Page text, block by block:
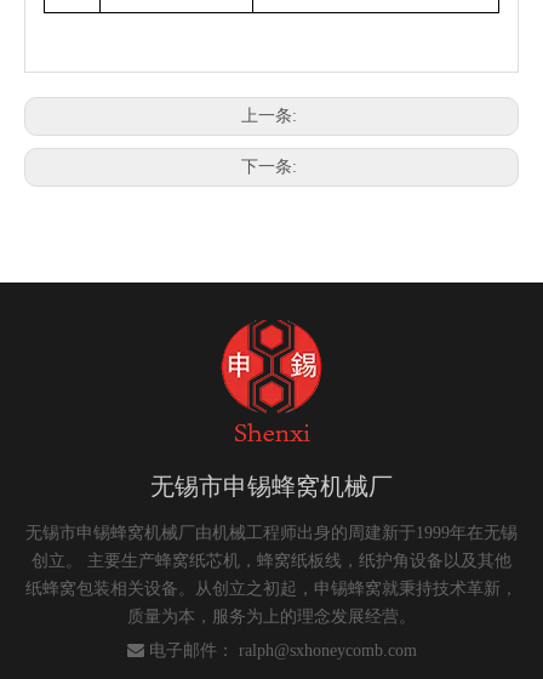
上一条:
下一条:
无锡市申锡蜂窝机械厂
无锡市申锡蜂窝机械厂由机械工程师出身的周建新于1999年在无锡
创立。 主要生产蜂窝纸芯机，蜂窝纸板线，纸护角设备以及其他
纸蜂窝包装相关设备。从创立之初起，申锡蜂窝就秉持技术革新，
质量为本，服务为上的理念发展经营。
电子邮件： ralph@sxhoneycomb.com